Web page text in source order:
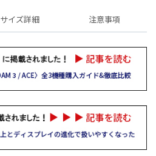
サイズ詳細 注意事項